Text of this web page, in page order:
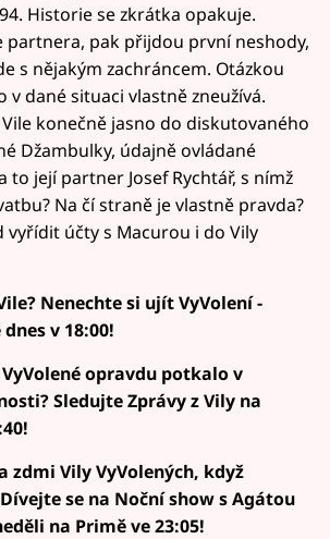
Historie se zkrátka opakuje.
partnera, pak přijdou první neshody,
s nějakým zachráncem. Otázkou
v dané situaci vlastně zneužívá.
konečně jasno do diskutovaného
Džambulky, údajně ovládané
to její partner Josef Rychtář, s nímž
Na čí straně je vlastně pravda?
vyřídit účty s Macurou i do Vily
Nenechte si ujít VyVolení -
v 18:00!
opravdu potkalo v
Sledujte Zprávy z Vily na
zdmi Vily VyVolených, když
se na Noční show s Agátou
na Primě ve 23:05!